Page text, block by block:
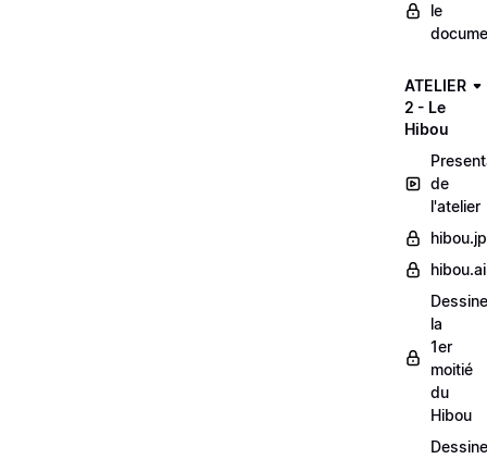
le
ATELIER
2 - Le
Hibou
de
l'atelier
hibou.ai
la
1er
moitié
du
Hibou